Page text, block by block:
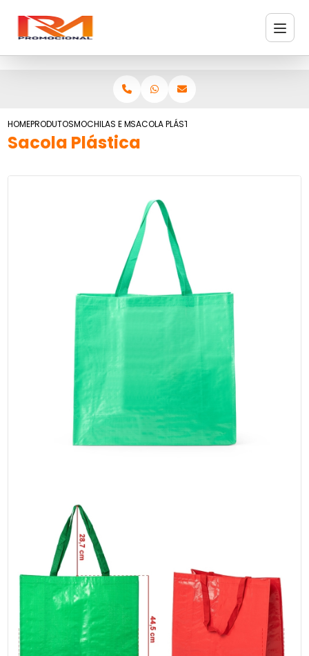
HOMEPRODUTOSMOCHILAS E MALASSACOLA PLÁSTICA
Sacola Plástica